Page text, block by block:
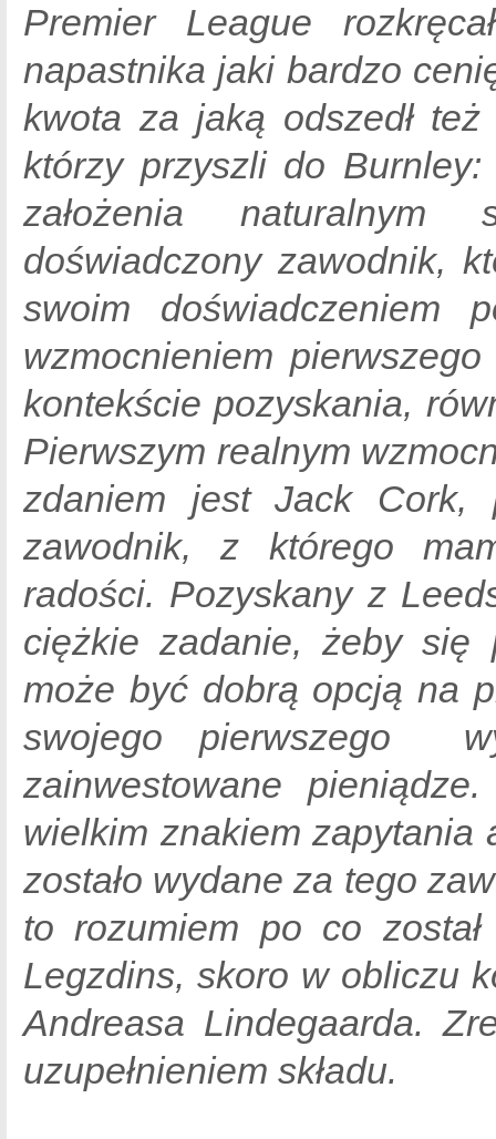
Premier League
napastnika jaki bardzo
kwota za jaką odszedł
którzy przyszli do
założenia
doświadczony zawodnik,
swoim doświadczeniem
wzmocnieniem
kontekście pozyskania,
Pierwszym realnym
zdaniem jest Jack Cork,
zawodnik, z którego
radości. Pozyskany z
ciężkie zadanie, żeby się
może być dobrą opcją na
swojego pierwszego
zainwestowane
wielkim znakiem zapytania
zostało wydane za tego
to rozumiem po co
Legzdins, skoro w obliczu
Andreasa Lindegaarda.
uzupełnieniem składu.